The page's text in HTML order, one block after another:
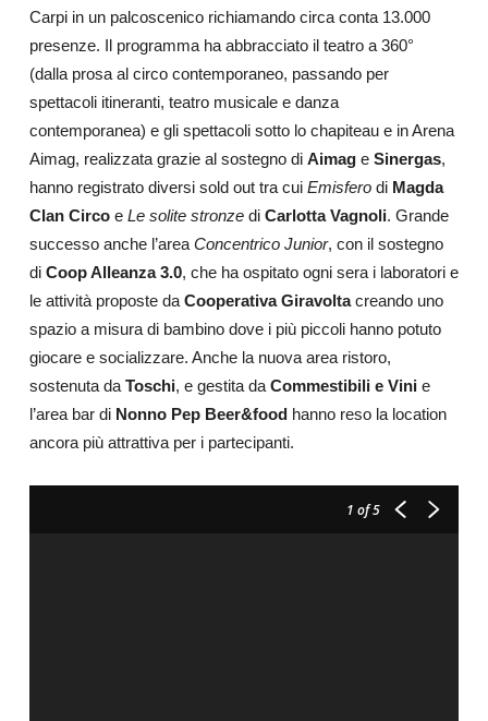
Carpi in un palcoscenico richiamando circa conta 13.000
presenze. Il programma ha abbracciato il teatro a 360°
(dalla prosa al circo contemporaneo, passando per
spettacoli itineranti, teatro musicale e danza
contemporanea) e gli spettacoli sotto lo chapiteau e in Arena
Aimag, realizzata grazie al sostegno di Aimage Sinergas,
hanno registrato diversi sold out tra cui EmisferodiMagda
Clan Circoe Le solite stronzedi Carlotta Vagnoli. Grande
successo anche l’area Concentrico Junior, con il sostegno
di Coop Alleanza 3.0, che ha ospitato ogni sera i laboratori e
le attività proposte da Cooperativa Giravoltacreando uno
spazio a misura di bambino dove i più piccoli hanno potuto
giocare e socializzare. Anche la nuova area ristoro,
sostenuta da Toschi, e gestita da Commestibili e Vinie
l’area bar di Nonno Pep Beer&foodhanno reso la location
ancora più attrattiva per i partecipanti.
1 of 5